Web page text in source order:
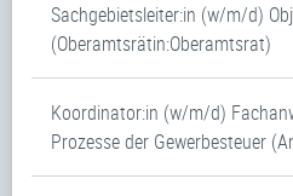
Sachgebietsleiter:in (w/m/d)
(Oberamtsrätin:Oberamtsrat)
Koordinator:in (w/m/d)
Prozesse der Gewerbesteuer